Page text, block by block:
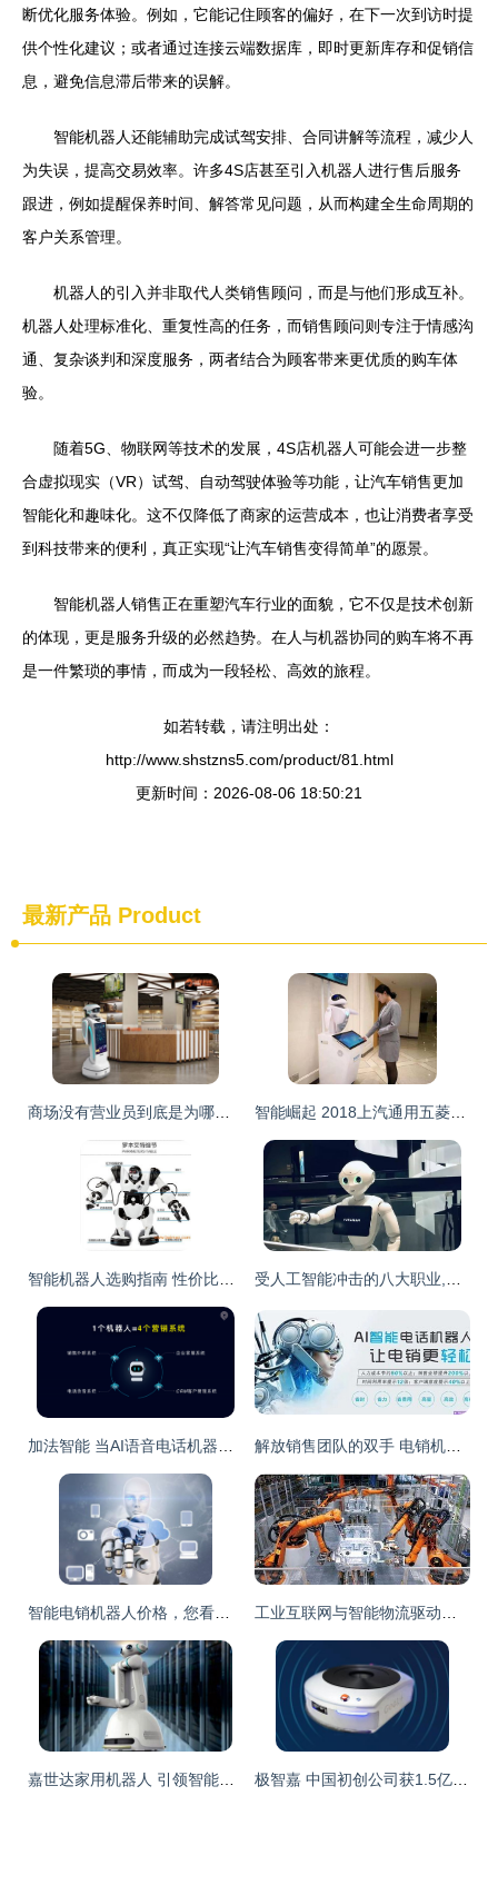
断优化服务体验。例如，它能记住顾客的偏好，在下一次到访时提
供个性化建议；或者通过连接云端数据库，即时更新库存和促销信
息，避免信息滞后带来的误解。
智能机器人还能辅助完成试驾安排、合同讲解等流程，减少人
为失误，提高交易效率。许多4S店甚至引入机器人进行售后服务
跟进，例如提醒保养时间、解答常见问题，从而构建全生命周期的
客户关系管理。
机器人的引入并非取代人类销售顾问，而是与他们形成互补。
机器人处理标准化、重复性高的任务，而销售顾问则专注于情感沟
通、复杂谈判和深度服务，两者结合为顾客带来更优质的购车体
验。
随着5G、物联网等技术的发展，4S店机器人可能会进一步整
合虚拟现实（VR）试驾、自动驾驶体验等功能，让汽车销售更加
智能化和趣味化。这不仅降低了商家的运营成本，也让消费者享受
到科技带来的便利，真正实现“让汽车销售变得简单”的愿景。
智能机器人销售正在重塑汽车行业的面貌，它不仅是技术创新
的体现，更是服务升级的必然趋势。在人与机器协同的购车将不再
是一件繁琐的事情，而成为一段轻松、高效的旅程。
如若转载，请注明出处：
http://www.shstzns5.com/product/81.html
更新时间：2026-08-06 18:50:21
最新产品 Product